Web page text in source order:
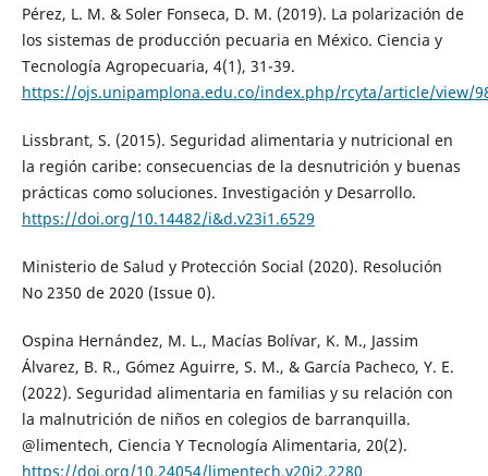
Pérez, L. M. & Soler Fonseca, D. M. (2019). La polarización de
los sistemas de producción pecuaria en México. Ciencia y
Tecnología Agropecuaria, 4(1), 31-39.
https://ojs.unipamplona.edu.co/index.php/rcyta/article/view/
Lissbrant, S. (2015). Seguridad alimentaria y nutricional en
la región caribe: consecuencias de la desnutrición y buenas
prácticas como soluciones. Investigación y Desarrollo.
https://doi.org/10.14482/i&d.v23i1.6529
Ministerio de Salud y Protección Social (2020). Resolución
No 2350 de 2020 (Issue 0).
Ospina Hernández, M. L., Macías Bolívar, K. M., Jassim
Álvarez, B. R., Gómez Aguirre, S. M., & García Pacheco, Y. E.
(2022). Seguridad alimentaria en familias y su relación con
la malnutrición de niños en colegios de barranquilla.
@limentech, Ciencia Y Tecnología Alimentaria, 20(2).
https://doi.org/10.24054/limentech.v20i2.2280